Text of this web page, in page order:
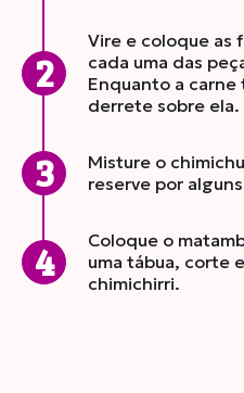
Vire e coloque as
cada uma das
Enquanto a carne
derrete sobre ela.
Misture o
reserve por
Coloque o
uma tábua, corte
chimichirri.